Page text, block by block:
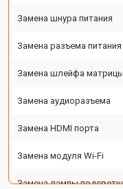
Замена шнура питания
Замена разъема питания
Замена шлейфа матрицы
Замена аудиоразъема
Замена HDMI порта
Замена модуля Wi-Fi
Замена лампы